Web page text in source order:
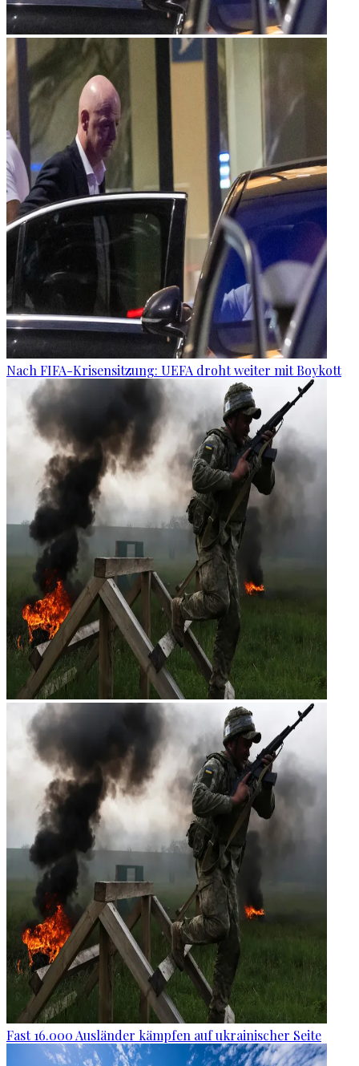
Nach FIFA-Krisensitzung: UEFA droht weiter mit Boykott
Fast 16.000 Ausländer kämpfen auf ukrainischer Seite